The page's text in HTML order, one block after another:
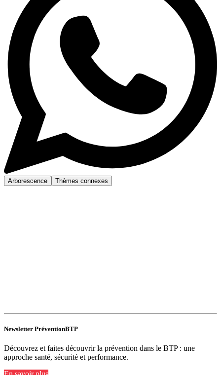
Arborescence Thèmes connexes
Newsletter PréventionBTP
Découvrez et faites découvrir la prévention dans le BTP : une
approche santé, sécurité et performance.